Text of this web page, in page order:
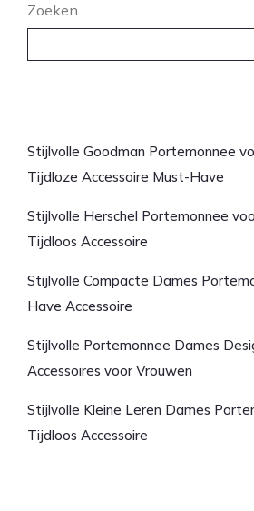
Zoeken
Stijlvolle Goodman Portemonnee
Tijdloze Accessoire Must-Have
Stijlvolle Herschel Portemonnee
Tijdloos Accessoire
Stijlvolle Compacte Dames
Have Accessoire
Stijlvolle Portemonnee Dames
Accessoires voor Vrouwen
Stijlvolle Kleine Leren Dames
Tijdloos Accessoire